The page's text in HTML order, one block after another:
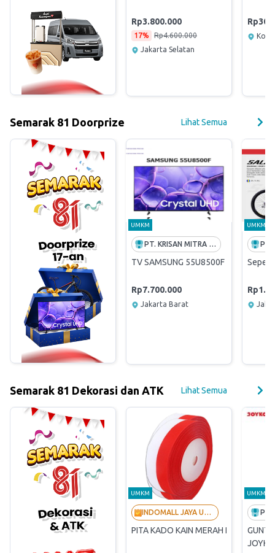
Rp3.800.000
17%
Rp4.600.000
Jakarta Selatan
Kota
Semarak 81 Doorprize Lihat Semua
UMKM
PT. KRISAN MITRA GLOBAL
TV SAMSUNG 55U8500F LED 55
Rp7.700.000
Jakarta Barat
UMKM
Semarak 81 Dekorasi dan ATK Lihat Semua
UMKM
INDOMALL JAYA UTAMA - LANGGANAN BUMN
PITA KADO KAIN MERAH PUTIH 1IN
UMKM
JOYKO